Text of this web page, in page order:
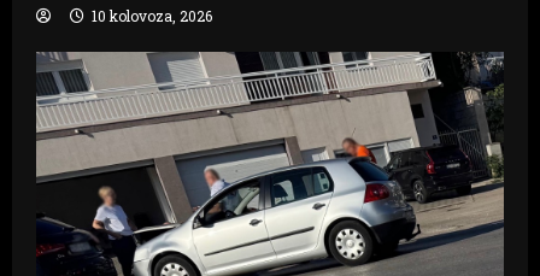
10 kolovoza, 2026